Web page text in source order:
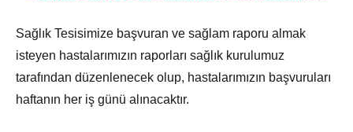
Sağlık Tesisimize başvuran ve sağlam raporu almak
isteyen hastalarımızın raporları sağlık kurulumuz
tarafından düzenlenecek olup, hastalarımızın başvuruları
haftanın her iş günü alınacaktır.